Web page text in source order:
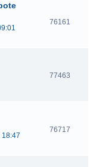
76161
77463
76717